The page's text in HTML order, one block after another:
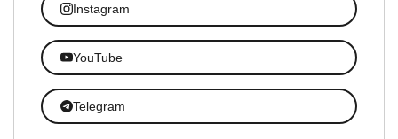
Instagram
YouTube
Telegram